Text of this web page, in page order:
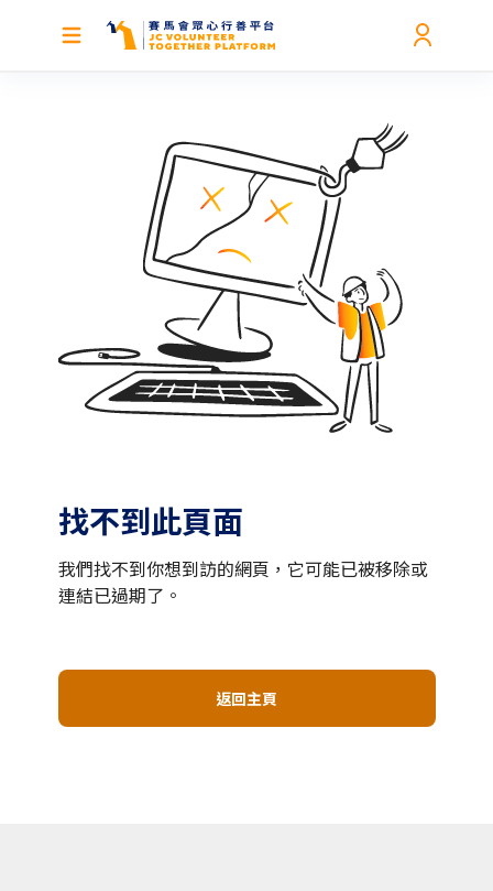
找不到此頁面
我們找不到你想到訪的網頁，它可能已被移除或
連結已過期了。
返回主頁